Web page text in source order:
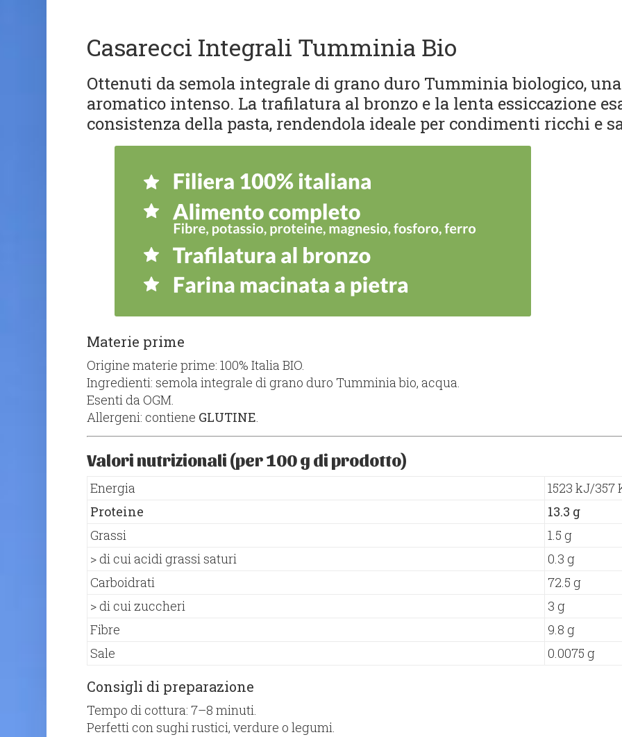
Casarecci Integrali Tumminia Bio
Ottenuti da semola integrale di grano duro Tumminia biologico,
aromatico intenso. La trafilatura al bronzo e la lenta essiccazione
consistenza della pasta, rendendola ideale per condimenti ricchi e
Materie prime
Origine materie prime: 100% Italia BIO.
Ingredienti: semola integrale di grano duro Tumminia bio, acqua.
Esenti da OGM.
Allergeni: contiene GLUTINE
Valori nutrizionali (per 100 g di prodotto)
Energia
1523 kJ/357
​Proteine​
13.3 g
​Grassi​
1.5 g
​> di cui acidi grassi saturi ​
0.3 g
​Carboidrati​
72.5 g
​> di cui zuccheri​
3 g
​Fibre​
9.8 g
​Sale​
0.0075 g
Consigli di preparazione
Tempo di cottura: 7–8 minuti.
Perfetti con sughi rustici, verdure o legumi.